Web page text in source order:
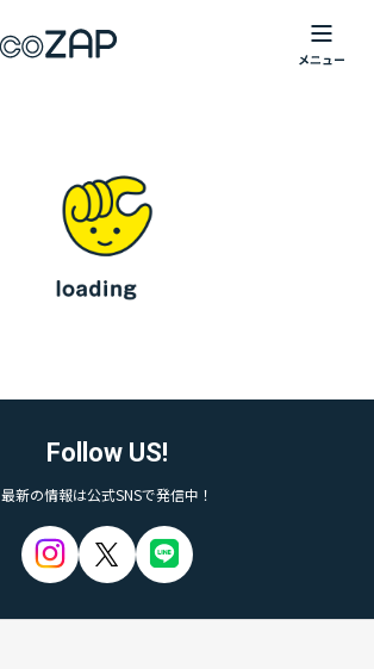
Follow US!
最新の情報は公式SNSで発信中！